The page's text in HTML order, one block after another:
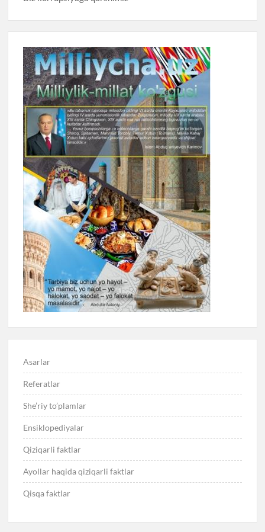
Asarlar
Referatlar
She’riy to’plamlar
Ensiklopediyalar
Qiziqarli faktlar
Ayollar haqida qiziqarli faktlar
Qisqa faktlar